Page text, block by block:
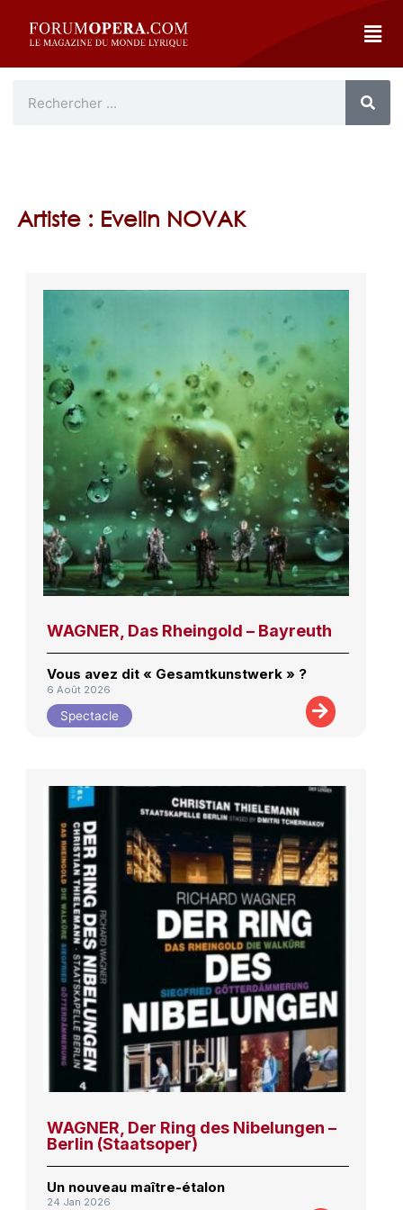
Artiste : Evelin NOVAK
WAGNER, Das Rheingold – Bayreuth
Vous avez dit « Gesamtkunstwerk » ?
6 Août 2026
Spectacle
WAGNER, Der Ring des Nibelungen –
Berlin (Staatsoper)
Un nouveau maître-étalon
24 Jan 2026